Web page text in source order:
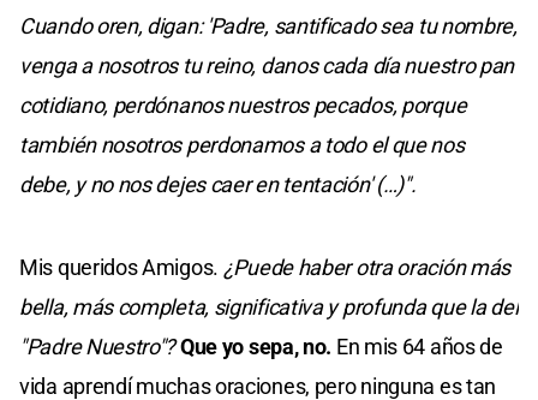
Cuando oren, digan: 'Padre, santificado sea tu nombre,
venga a nosotros tu reino, danos cada día nuestro pan
cotidiano, perdónanos nuestros pecados, porque
también nosotros perdonamos a todo el que nos
debe, y no nos dejes caer en tentación' (…)".
Mis queridos Amigos. ¿Puede haber otra oración más
bella, más completa, significativa y profunda que la del
"Padre Nuestro"?Que yo sepa, no. En mis 64 años de
vida aprendí muchas oraciones, pero ninguna es tan